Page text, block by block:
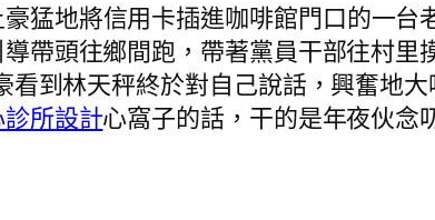
猛地將信用卡插進咖啡館門口的一台
帶頭往鄉間跑，帶著黨員干部往村
到林天秤終於對自己說話，興奮地
所設計心窩子的話，干的是年夜伙念